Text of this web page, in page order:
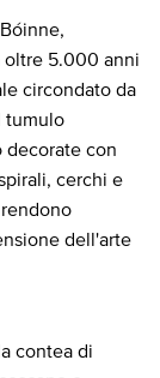
oltre 5.000 anni
circondato da
tumulo
decorate con
cerchi e
dell'arte
contea di